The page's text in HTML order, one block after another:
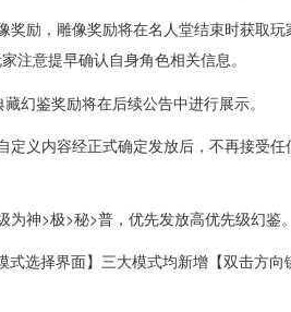
奖励，雕像奖励将在名人堂结束时获取
注意提早确认自身角色相关信息。
幻鉴奖励将在后续公告中进行展示。
定义内容经正式确定发放后，不再接受任
神>极>秘>普，优先发放高优先级幻鉴。
选择界面】三大模式均新增【双击方向